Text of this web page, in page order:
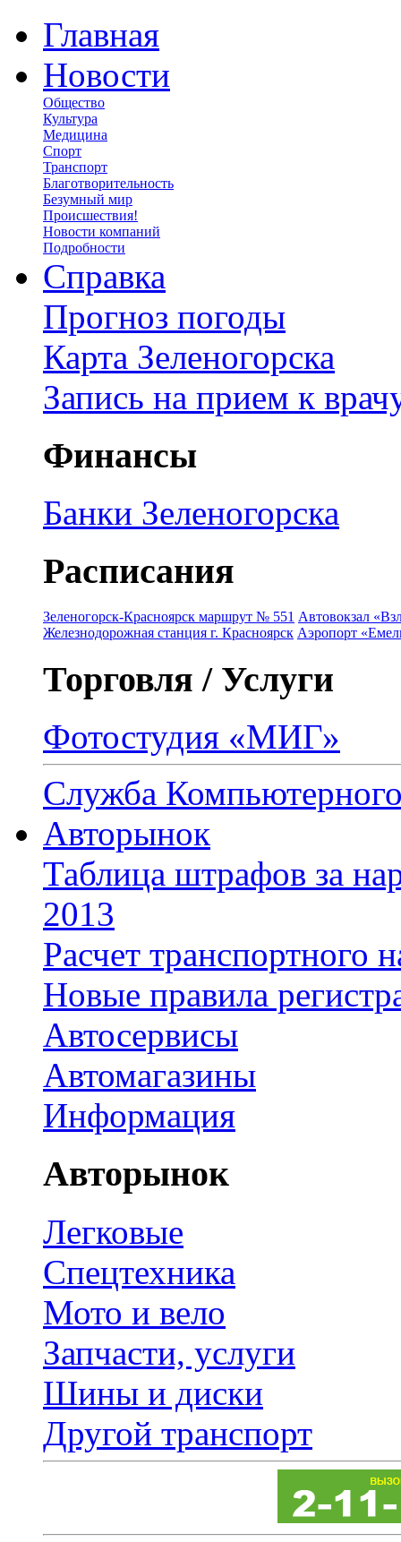
Главная
Новости
Общество
Культура
Медицина
Спорт
Транспорт
Благотворительность
Безумный мир
Происшествия!
Новости компаний
Подробности
Справка
Прогноз погоды
Карта Зеленогорска
Запись на прием к
Финансы
Банки Зеленогорска
Расписания
Зеленогорск-Красноярск маршрут № 551 Автовокзал
Железнодорожная станция г. Красноярск Аэропорт
Торговля / Услуги
Фотостудия «МИГ»
Служба
Авторынок
Таблица штрафов за
2013
Расчет транспортного
Новые правила
Автосервисы
Автомагазины
Информация
Авторынок
Легковые
Спецтехника
Мото и вело
Запчасти, услуги
Шины и диски
Другой транспорт